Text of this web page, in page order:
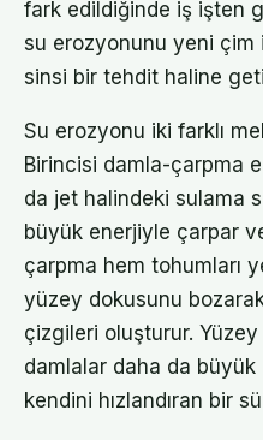
fark edildiğinde iş işten
su erozyonunu yeni çim
sinsi bir tehdit haline
Su erozyonu iki farklı
Birincisi damla-çarpma
da jet halindeki sulama
büyük enerjiyle çarpar ve
çarpma hem tohumları
yüzey dokusunu
çizgileri oluşturur.
damlalar daha da
kendini hızlandıran bir